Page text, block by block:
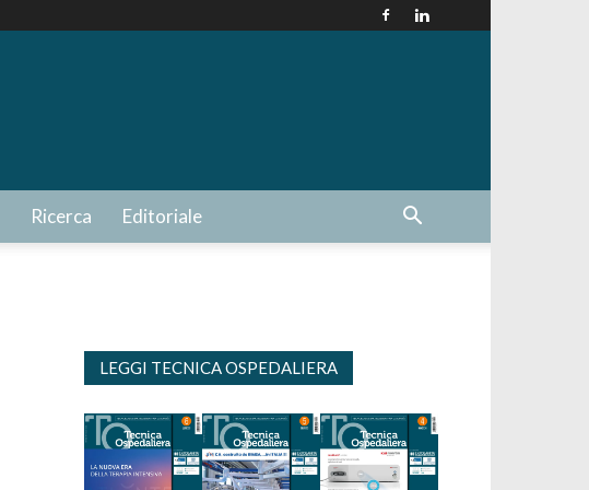
Ricerca Editoriale
LEGGI TECNICA OSPEDALIERA